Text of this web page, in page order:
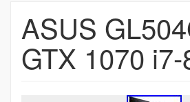
ASUS
GTX 1070